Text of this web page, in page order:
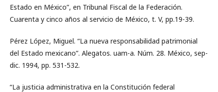
Estado en México”, en Tribunal Fiscal de la Federación.
Cuarenta y cinco años al servicio de México, t. V, pp.19-39.
Pérez López, Miguel. “La nueva responsabilidad patrimonial
del Estado mexicano”. Alegatos. uam-a. Núm. 28. México, sep-
dic. 1994, pp. 531-532.
“La justicia administrativa en la Constitución federal